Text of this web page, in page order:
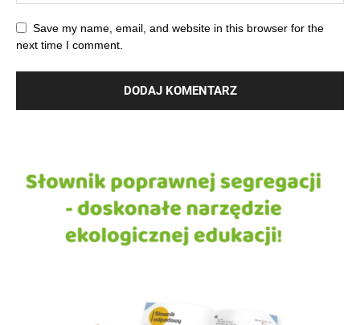
Save my name, email, and website in this browser for the
next time I comment.